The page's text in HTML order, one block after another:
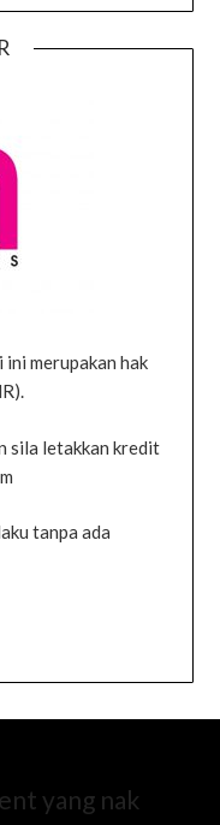
merupakan hak
sila letakkan kredit
tanpa ada
yang nak